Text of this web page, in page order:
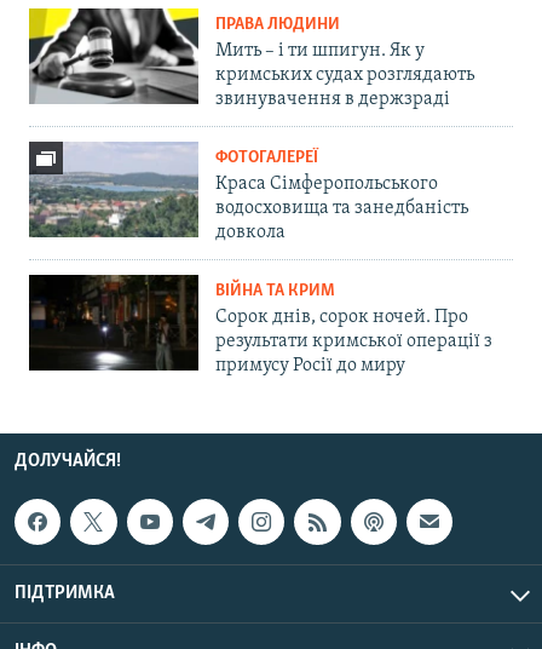
ПРАВА ЛЮДИНИ
Мить – і ти шпигун. Як у
кримських судах розглядають
звинувачення в держзраді
ФОТОГАЛЕРЕЇ
Краса Сімферопольського
водосховища та занедбаність
довкола
ВІЙНА ТА КРИМ
Сорок днів, сорок ночей. Про
результати кримської операції з
примусу Росії до миру
ДОЛУЧАЙСЯ!
ПІДТРИМКА